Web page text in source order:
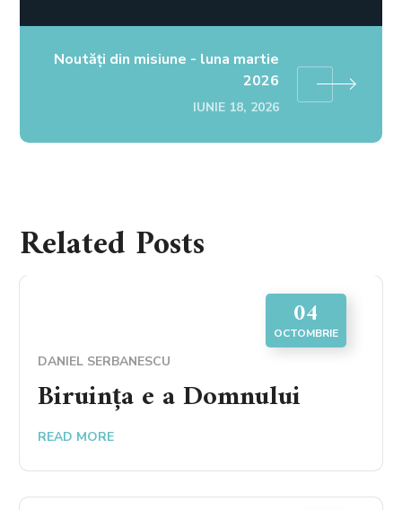
Noutăți din misiune - luna martie
2026
IUNIE 18, 2026
Related Posts
04
OCTOMBRIE
DANIEL SERBANESCU
Biruința e a Domnului
READ MORE